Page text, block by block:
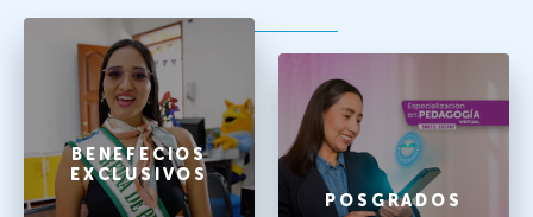
BENEFECIOS
EXCLUSIVOS
POSGRADOS